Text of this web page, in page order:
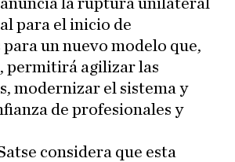
para el inicio de
un nuevo modelo que,
permitirá agilizar las
modernizar el sistema y
de profesionales y
considera que esta